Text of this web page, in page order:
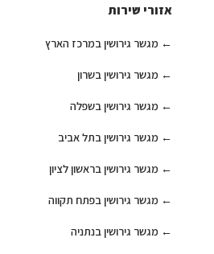
אזורי שירות
מגשר גירושין במרכז הארץ
מגשר גירושין בשרון
מגשר גירושין בשפלה
מגשר גירושין בתל אביב
מגשר גירושין בראשון לציון
מגשר גירושין בפתח תקווה
מגשר גירושין בנתניה